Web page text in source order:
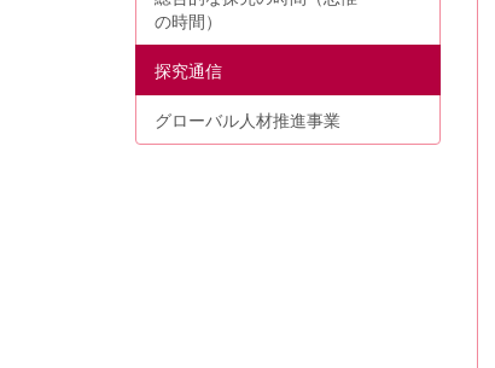
の時間）
探究通信
グローバル人材推進事業